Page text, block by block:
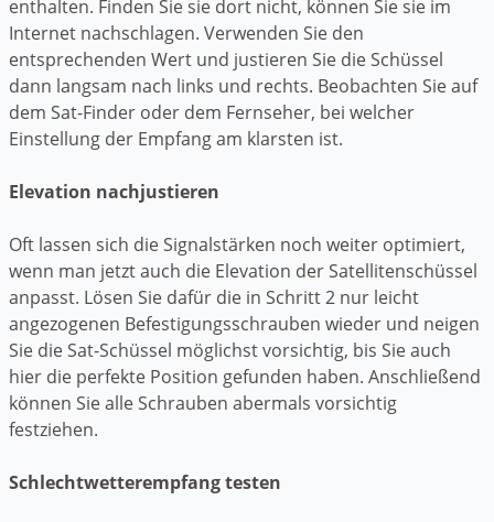
enthalten. Finden Sie sie dort nicht, können Sie sie im
Internet nachschlagen. Verwenden Sie den
entsprechenden Wert und justieren Sie die Schüssel
dann langsam nach links und rechts. Beobachten Sie auf
dem Sat-Finder oder dem Fernseher, bei welcher
Einstellung der Empfang am klarsten ist.
Elevation nachjustieren
Oft lassen sich die Signalstärken noch weiter optimiert,
wenn man jetzt auch die Elevation der Satellitenschüssel
anpasst. Lösen Sie dafür die in Schritt 2 nur leicht
angezogenen Befestigungsschrauben wieder und neigen
Sie die Sat-Schüssel möglichst vorsichtig, bis Sie auch
hier die perfekte Position gefunden haben. Anschließend
können Sie alle Schrauben abermals vorsichtig
festziehen.
Schlechtwetterempfang testen